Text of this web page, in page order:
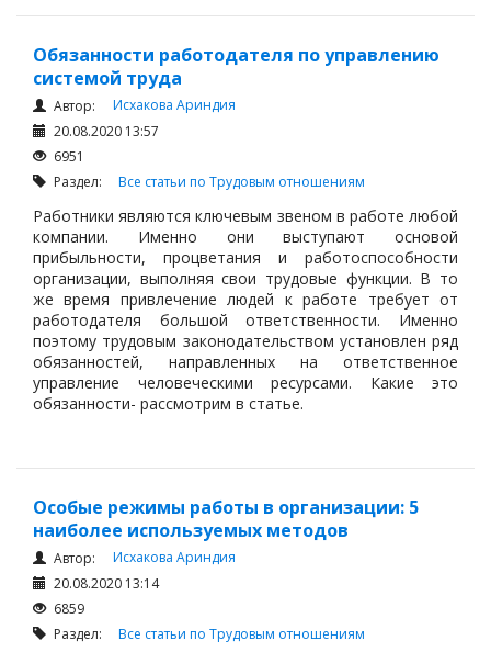
Обязанности работодателя по управлению
системой труда
Автор:
Исхакова Ариндия
20.08.2020 13:57
6951
Раздел: Все статьи по Трудовым отношениям
Работники являются ключевым звеном в работе любой
компании. Именно они выступают основой
прибыльности, процветания и работоспособности
организации, выполняя свои трудовые функции. В то
же время привлечение людей к работе требует от
работодателя большой ответственности. Именно
поэтому трудовым законодательством установлен ряд
обязанностей, направленных на ответственное
управление человеческими ресурсами. Какие это
обязанности- рассмотрим в статье.
Особые режимы работы в организации: 5
наиболее используемых методов
Автор:
Исхакова Ариндия
20.08.2020 13:14
6859
Раздел: Все статьи по Трудовым отношениям